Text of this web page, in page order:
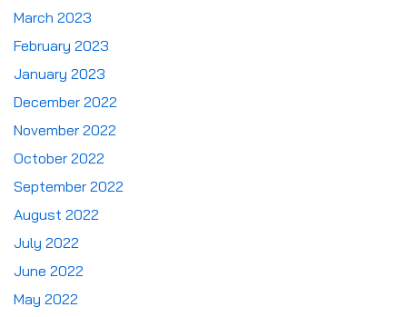
March 2023
February 2023
January 2023
December 2022
November 2022
October 2022
September 2022
August 2022
July 2022
June 2022
May 2022